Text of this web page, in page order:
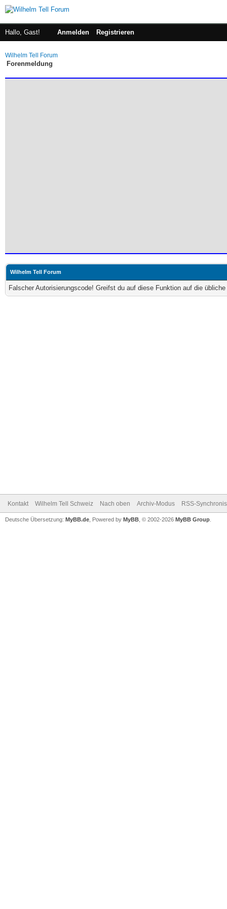
Hallo, Gast! Anmelden Registrieren
Wilhelm Tell Forum
Forenmeldung
Wilhelm Tell Forum
Falscher Autorisierungscode! Greifst du auf diese Funktion auf die
Kontakt Wilhelm Tell Schweiz Nach oben Archiv-Modus RSS-
Deutsche Übersetzung: MyBB.de , Powered by MyBB , © 2002-2026 MyBB Group